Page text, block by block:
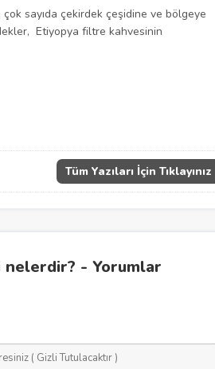
sayıda çekirdek çeşidine ve bölgeye
Etiyopya filtre kahvesinin
Tüm Yazıları İçin Tıklayınız
- Yorumlar